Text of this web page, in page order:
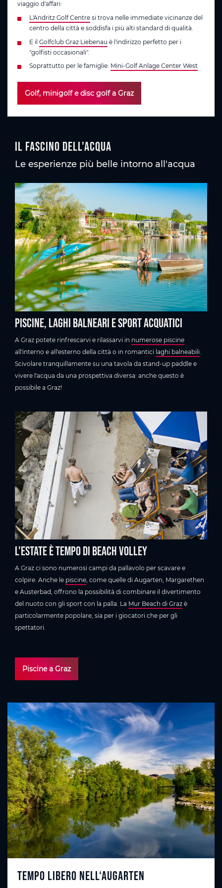
viaggio d'affari:
L'Andritz Golf Centre si trova nelle immediate vicinanze del
centro della città e soddisfa i più alti standard di qualità.
E il Golfclub Graz Liebenau è l'indirizzo perfetto per i
"golfisti occasionali".
Soprattutto per le famiglie: Mini-Golf Anlage Center West
Golf, minigolf e disc golf a Graz
Il fascino dell'acqua
Le esperienze più belle intorno all'acqua
Piscine, laghi balneari e sport acquatici
A Graz potete rinfrescarvi e rilassarvi in numerose piscine
all'interno e all'esterno della città o in romantici laghi balneabili.
Scivolare tranquillamente su una tavola da stand-up paddle e
vivere l'acqua da una prospettiva diversa: anche questo è
possibile a Graz!
L'estate è tempo di beach volley
A Graz ci sono numerosi campi da pallavolo per scavare e
colpire. Anche le piscine, come quelle di Augarten, Margarethen
e Austerbad, offrono la possibilità di combinare il divertimento
del nuoto con gli sport con la palla. La Mur Beach di Graz è
particolarmente popolare, sia per i giocatori che per gli
spettatori.
Piscine a Graz
Tempo libero nell‘Augarten